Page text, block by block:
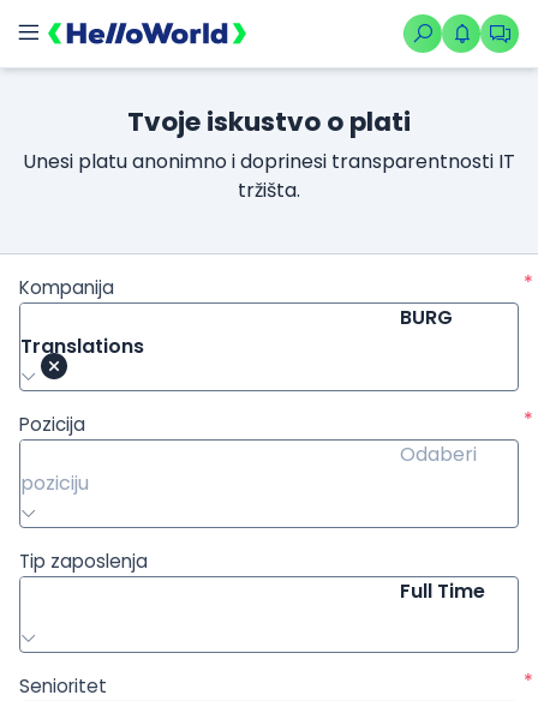
Tvoje iskustvo o plati
Unesi platu anonimno i doprinesi transparentnosti IT
tržišta.
Kompanija
*
BURG
Translations
Pozicija
*
Odaberi
poziciju
Tip zaposlenja
Full Time
Senioritet
*